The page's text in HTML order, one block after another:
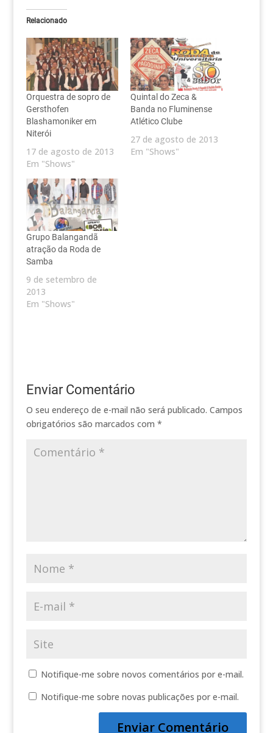
Relacionado
Orquestra de sopro de
Gersthofen
Blashamoniker em
Niterói
17 de agosto de 2013
Em "Shows"
Quintal do Zeca &
Banda no Fluminense
Atlético Clube
27 de agosto de 2013
Em "Shows"
Grupo Balangandã
atração da Roda de
Samba
9 de setembro de
2013
Em "Shows"
Enviar Comentário
O seu endereço de e-mail não será publicado. Campos
obrigatórios são marcados com *
Notifique-me sobre novos comentários por e-mail.
Notifique-me sobre novas publicações por e-mail.